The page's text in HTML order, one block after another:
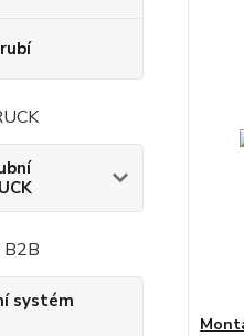
B2B
systém